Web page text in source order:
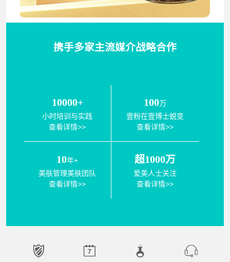
携手多家主流媒介战略合作
10000+
小时培训与实践
查看详情>>
100万
壹粉在壹博士蜕变
查看详情>>
10年+
美肤管理美肤团队
查看详情>>
超1000万
爱美人士关注
查看详情>>